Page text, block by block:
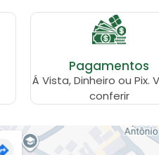
Pagamentos
Á Vista, Dinheiro ou Pix.
conferir